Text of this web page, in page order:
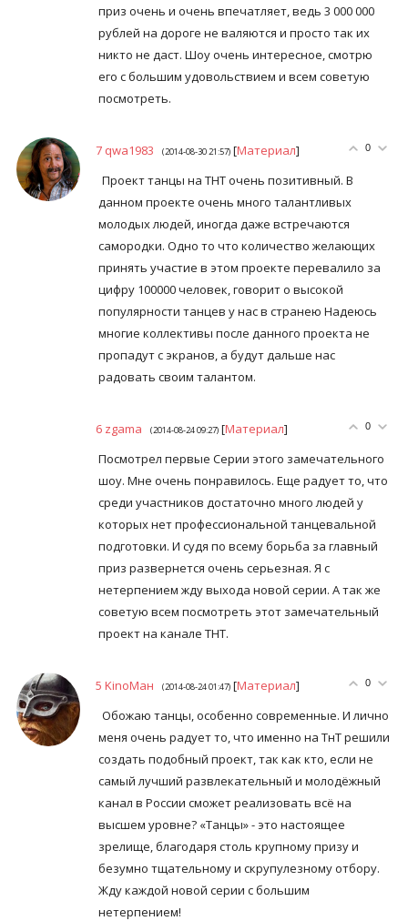
приз очень и очень впечатляет, ведь 3 000 000
рублей на дороге не валяются и просто так их
никто не даст. Шоу очень интересное, смотрю
его с большим удовольствием и всем советую
посмотреть.
0
7 qwa1983 (2014-08-30 21:57) [Материал]
Проект танцы на ТНТ очень позитивный. В
данном проекте очень много талантливых
молодых людей, иногда даже встречаются
самородки. Одно то что количество желающих
принять участие в этом проекте перевалило за
цифру 100000 человек, говорит о высокой
популярности танцев у нас в странею Надеюсь
многие коллективы после данного проекта не
пропадут с экранов, а будут дальше нас
радовать своим талантом.
0
6 zgama (2014-08-24 09:27) [Материал]
Посмотрел первые Серии этого замечательного
шоу. Мне очень понравилось. Еще радует то, что
среди участников достаточно много людей у
которых нет профессиональной танцевальной
подготовки. И судя по всему борьба за главный
приз развернется очень серьезная. Я с
нетерпением жду выхода новой серии. А так же
советую всем посмотреть этот замечательный
проект на канале ТНТ.
0
5 KinoМан (2014-08-24 01:47) [Материал]
Обожаю танцы, особенно современные. И лично
меня очень радует то, что именно на ТнТ решили
создать подобный проект, так как кто, если не
самый лучший развлекательный и молодёжный
канал в России сможет реализовать всё на
высшем уровне? «Танцы» - это настоящее
зрелище, благодаря столь крупному призу и
безумно тщательному и скрупулезному отбору.
Жду каждой новой серии с большим
нетерпением!